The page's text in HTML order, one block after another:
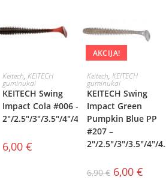
PASIRINKTI
SAVYBES
Keitech, KEITECH
guminukai
KEITECH Swing
Impact Cola #006 –
2″/2.5″/3″/3.5″/4″/4.5″
6,00 €
AKCIJA!
PASIRINKTI
SAVYBES
Keitech, KEITECH
guminukai
KEITECH Swing
Impact Green
Pumpkin Blue PP
#207 –
2″/2.5″/3″/3.5″/4″/
6,90€ 6,00 €